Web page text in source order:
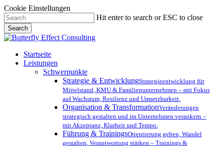
Cookie Einstellungen
Skip
to
main
content
Hit enter to search or ESC to close
Search
Close
Menu
Startseite
Leistungen
Schwerpunkte
Strategie & EntwicklungStrategieentwicklung für
Mittelstand, KMU & Familienunternehmen – mit Fokus
auf Wachstum, Resilienz und Umsetzbarkeit.
Organisation & TransformationVeränderungen
strategisch gestalten und im Unternehmen verankern –
mit Akzeptanz, Klarheit und Tempo.
Führung & TrainingsOrientierung geben, Wandel
gestalten, Verantwortung stärken – Trainings &